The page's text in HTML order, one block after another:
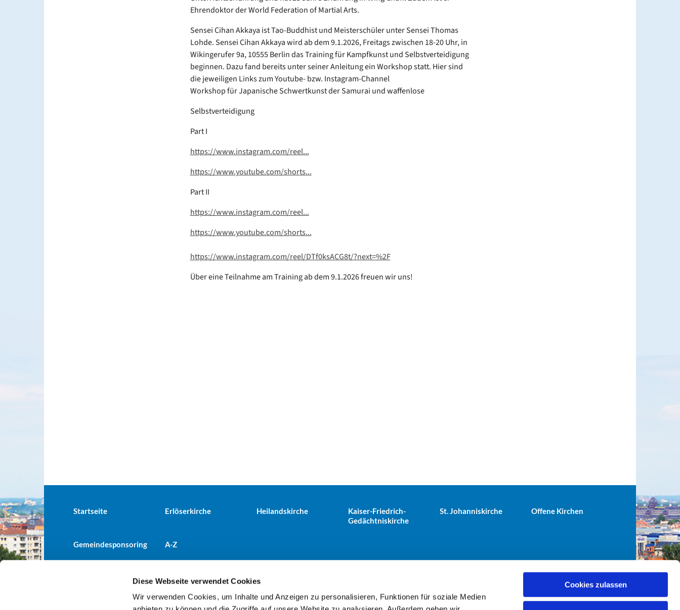
Diese Webseite verwendet Cookies
Wir verwenden Cookies, um Inhalte und Anzeigen zu personalisieren, Funktionen für soziale Medien
Cookies zulassen
Ehrendoktor der World Federation of Martial Arts.
Sensei Cihan Akkaya ist Tao-Buddhist und Meisterschüler unter Sensei Thomas
Lohde. Sensei Cihan Akkaya wird ab dem 9.1.2026, Freitags zwischen 18-20 Uhr, in
Wikingerufer 9a, 10555 Berlin das Training für Kampfkunst und Selbstverteidigung
beginnen. Dazu fand bereits unter seiner Anleitung ein Workshop statt. Hier sind
die jeweiligen Links zum Youtube- bzw. Instagram-Channel
Workshop für Japanische Schwertkunst der Samurai und waffenlose
Selbstverteidigung
Part I
https://www.instagram.com/reel...
https://www.youtube.com/shorts...
Part II
https://www.instagram.com/reel...
https://www.youtube.com/shorts...
https://www.instagram.com/reel/DTf0ksACG8t/?next=%2F
Über eine Teilnahme am Training ab dem 9.1.2026 freuen wir uns!
Startseite Erlöserkirche Heilandskirche
Kaiser-Friedrich-
Gedächtniskirche
St. Johanniskirche Offene Kirchen
Gemeindesponsoring A-Z
Evangelische Kirchengemeinde Tiergarten · Alt-Moabit 25, 10559 Berlin+49303943498 kuesterei@ev-gemeinde-tiergarten.de